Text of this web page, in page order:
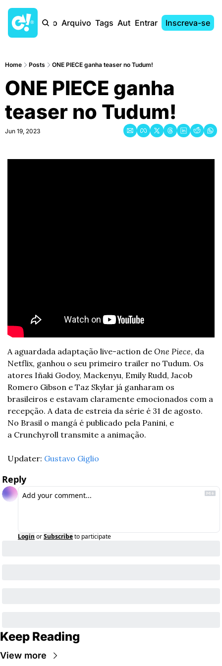
Início Arquivo Tags AutoresEntrar Inscreva-se
Home Posts ONE PIECE ganha teaser no Tudum!
ONE PIECE ganha
teaser no Tudum!
Jun 19, 2023
A aguardada adaptação live-action de One Piece, da
Netflix, ganhou o seu primeiro trailer no Tudum. Os
atores Iñaki Godoy, Mackenyu, Emily Rudd, Jacob
Romero Gibson e Taz Skylar já ganharam os
brasileiros e estavam claramente emocionados com a
recepção. A data de estreia da série é 31 de agosto.
No Brasil o mangá é publicado pela Panini, e
a Crunchyroll transmite a animação.
Updater: Gustavo Giglio
Reply
Login orSubscribeto participate
Keep Reading
View more